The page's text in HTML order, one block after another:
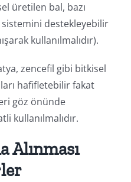
üretilen bal, bazı
sistemini destekleyebilir
kullanılmalıdır).
zencefil gibi bitkisel
hafifletebilir fakat
göz önünde
kullanılmalıdır.
Alınması